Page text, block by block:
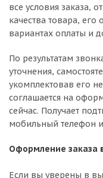
все условия заказа,
качества товара, его
вариантах оплаты и
По результатам
уточнения,
укомплектовав его
соглашается на
сейчас. Получает
мобильный телефон
Оформление заказа
Если вы уверены в